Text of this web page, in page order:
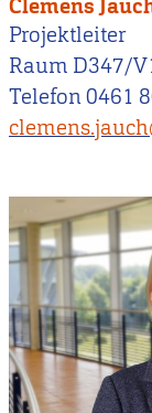
Clemens
Projektleiter
Raum D347/
Telefon 0461